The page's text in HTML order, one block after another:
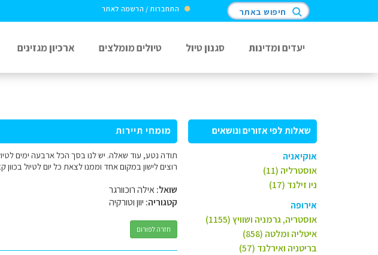
התחברות / הרשמה לאתר חיפוש באתר
יעדים ומדינות סגנון טיול טיולים מומלצים ארכיון מגזינים
שאלות לפי אזורים ונושאים
אוקיאניה
אוסטרליה (11)
ניו זילנד (17)
אירופה
אוסטריה, גרמניה ושוויץ (1155)
איטליה ומלטה (858)
בריטניה ואירלנד (57)
מומחי תיירות
תודה נטע, עוד שאלה. יש לנו בסך הכל ארבעה ימים
רוצים לישון במקום אחד וממנו לצאת כל יום לטיול
שואל:אילה רוכוורגר
קטגוריה: יוון וטורקיה
חזרה לפורום